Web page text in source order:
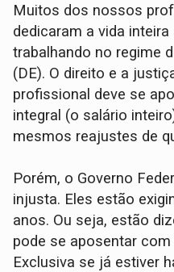
Muitos dos nossos
dedicaram a vida
trabalhando no regime
(DE). O direito e a
profissional deve se
integral (o salário
mesmos reajustes de
Porém, o Governo
injusta. Eles estão
anos. Ou seja, estão
pode se aposentar
Exclusiva se já estiver